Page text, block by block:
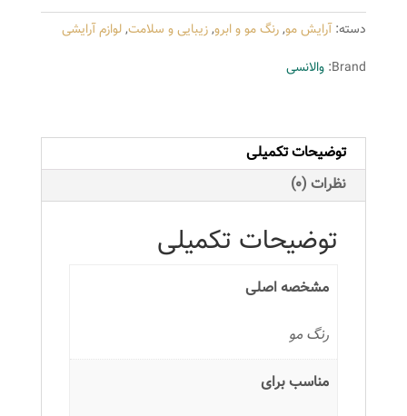
سری
کاکائویی
مدل
کاکائویی
تیره
شماره
R3
عدد
دسته:آرایش مو,رنگ مو و ابرو,زیبایی و سلامت,لوازم آرایشی
Brand: والانسی
توضیحات تکمیلی
نظرات (0)
توضیحات تکمیلی
مشخصه اصلی
رنگ مو
مناسب برای